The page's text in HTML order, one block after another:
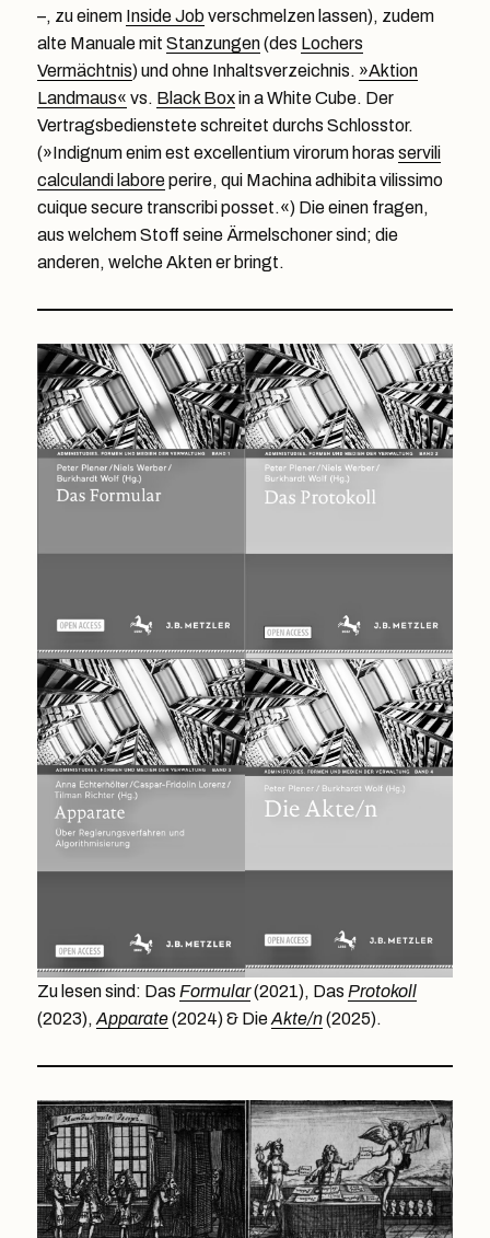
–, zu einem Inside Jobverschmelzen lassen), zudem
alte Manuale mit Stanzungen(des Lochers
Vermächtnis) und ohne Inhaltsverzeichnis. »Aktion
Landmaus« vs. Black Boxin a White Cube. Der
Vertragsbedienstete schreitet durchs Schlosstor.
(»Indignum enim est excellentium virorum horas servili
calculandi laboreperire, qui Machina adhibita vilissimo
cuique secure transcribi posset.«) Die einen fragen,
aus welchem Stoff seine Ärmelschoner sind; die
anderen, welche Akten er bringt.
Zu lesen sind: Das Formular(2021), Das Protokoll
(2023), Apparate(2024) & DieAkte/n(2025).